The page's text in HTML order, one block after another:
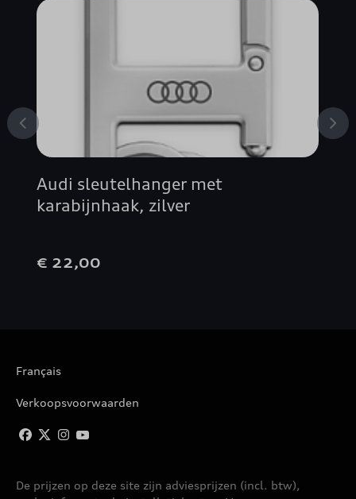
Audi sleutelhanger met
karabijnhaak, zilver
€ 22,00
Français
Verkoopsvoorwaarden
De prijzen op deze site zijn adviesprijzen (incl. btw),